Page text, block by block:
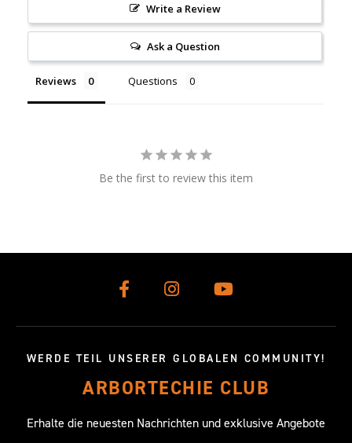
Write a Review
Ask a Question
Reviews Questions
Be the first to review this item
WERDE TEIL UNSERER GLOBALEN COMMUNITY!
ARBORTECHIE CLUB
Erhalte die neuesten Nachrichten und exklusive Angebote